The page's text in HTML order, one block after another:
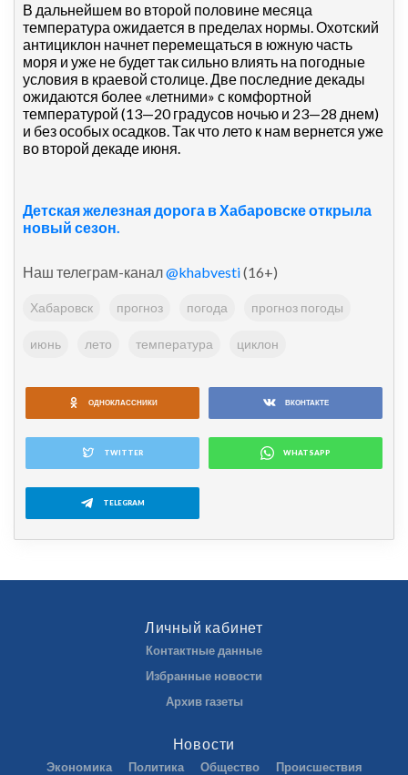
В дальнейшем во второй половине месяца
температура ожидается в пределах нормы. Охотский
антициклон начнет перемещаться в южную часть
моря и уже не будет так сильно влиять на погодные
условия в краевой столице. Две последние декады
ожидаются более «летними» с комфортной
температурой (13—20 градусов ночью и 23—28 днем)
и без особых осадков. Так что лето к нам вернется уже
во второй декаде июня.
Детская железная дорога в Хабаровске открыла
новый сезон.
Наш телеграм-канал@khabvesti(16+)
Хабаровск прогноз погода прогноз погоды
июнь лето температура циклон
ОДНОКЛАССНИКИ ВКОНТАКТЕ
TWITTER WHATSAPP
TELEGRAM
Личный кабинет
Контактные данные
Избранные новости
Архив газеты
Новости
Экономика Политика Общество
Происшествия